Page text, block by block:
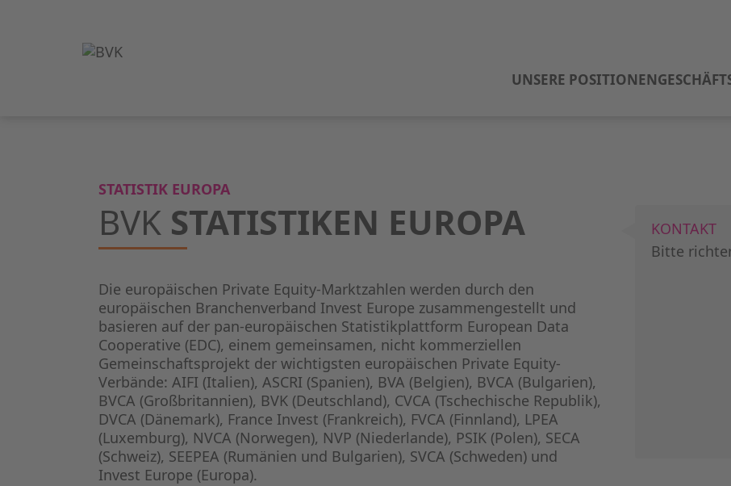
UNSERE POSITIONEN
STATISTIK EUROPA
BVK STATISTIKEN EUROPA
Die europäischen Private Equity-Marktzahlen werden durch den
europäischen Branchenverband Invest Europe zusammengestellt und
basieren auf der pan-europäischen Statistikplattform European Data
Cooperative (EDC), einem gemeinsamen, nicht kommerziellen
Gemeinschaftsprojekt der wichtigsten europäischen Private Equity-
Verbände: AIFI (Italien), ASCRI (Spanien), BVA (Belgien), BVCA (Bulgarien),
BVCA (Großbritannien), BVK (Deutschland), CVCA (Tschechische Republik),
DVCA (Dänemark), France Invest (Frankreich), FVCA (Finnland), LPEA
(Luxemburg), NVCA (Norwegen), NVP (Niederlande), PSIK (Polen), SECA
(Schweiz), SEEPEA (Rumänien und Bulgarien), SVCA (Schweden) und
Invest Europe (Europa).
KONTAKT
Bitte